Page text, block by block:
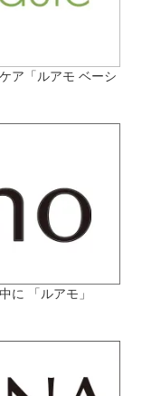
ア「ルアモ ベーシ
に 「ルアモ」